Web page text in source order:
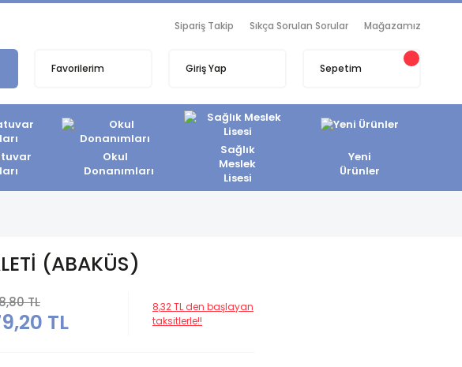
Sipariş Takip Sıkça Sorulan Sorular Mağazamız
Favorilerim Giriş Yap Sepetim
Okul
Donanımları
Sağlık
Meslek
Lisesi
Yeni
Ürünler
(ABAKÜS)
TL
TL
8,32 TL den başlayan
taksitlerle!!